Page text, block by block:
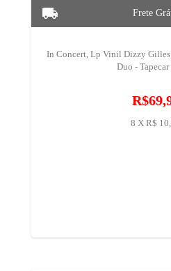
In Concert, Lp Vinil Dizzy
Duo -
8 X R$